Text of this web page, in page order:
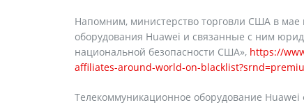
Напомним, министерство торговли США в мае
оборудования Huawei и связанные с ним
национальной безопасности США», https://
affiliates-around-world-on-
Телекоммуникационное оборудование